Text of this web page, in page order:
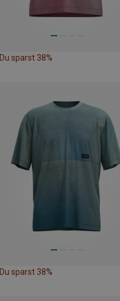
Du sparst 38%
Du sparst 38%